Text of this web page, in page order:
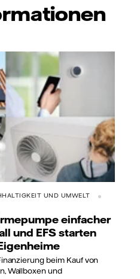
UND UMWELT
einfacher
und EFS starten
beim Kauf von
Wallboxen und